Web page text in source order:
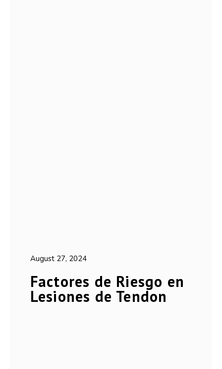
August 27, 2024
Factores de Riesgo en
Lesiones de Tendon